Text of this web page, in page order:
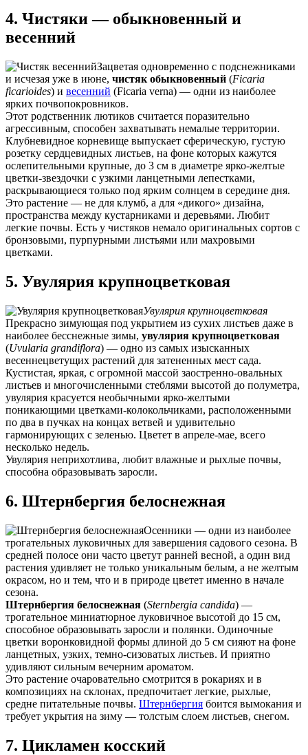
4. Чистяки — обыкновенный и
весенний
Зацветая одновременно с подснежниками
и исчезая уже в июне, чистяк обыкновенный (Ficaria
ficarioides) и весенний (Ficaria verna) — одни из наиболее
ярких почвопокровников.
Этот родственник лютиков считается поразительно
агрессивным, способен захватывать немалые территории.
Клубневидное корневище выпускает сферическую, густую
розетку сердцевидных листьев, на фоне которых кажутся
ослепительными крупные, до 3 см в диаметре ярко-желтые
цветки-звездочки с узкими ланцетными лепестками,
раскрывающиеся только под ярким солнцем в середине дня.
Это растение — не для клумб, а для «дикого» дизайна,
пространства между кустарниками и деревьями. Любит
легкие почвы. Есть у чистяков немало оригинальных сортов с
бронзовыми, пурпурными листьями или махровыми
цветками.
5. Увулярия крупноцветковая
Увулярия крупноцветковая
Прекрасно зимующая под укрытием из сухих листьев даже в
наиболее бесснежные зимы, увулярия крупноцветковая
(Uvularia grandiflora) — одно из самых изысканных
весеннецветущих растений для затененных мест сада.
Кустистая, яркая, с огромной массой заостренно-овальных
листьев и многочисленными стеблями высотой до полуметра,
увулярия красуется необычными ярко-желтыми
поникающими цветками-колокольчиками, расположенными
по два в пучках на концах ветвей и удивительно
гармонирующих с зеленью. Цветет в апреле-мае, всего
несколько недель.
Увулярия неприхотлива, любит влажные и рыхлые почвы,
способна образовывать заросли.
6. Штернбергия белоснежная
Осенники — одни из наиболее
трогательных луковичных для завершения садового сезона. В
средней полосе они часто цветут ранней весной, а один вид
растения удивляет не только уникальным белым, а не желтым
окрасом, но и тем, что и в природе цветет именно в начале
сезона.
Штернбергия белоснежная (Sternbergia candida) —
трогательное миниатюрное луковичное высотой до 15 см,
способное образовывать заросли и полянки. Одиночные
цветки воронковидной формы длиной до 5 см сияют на фоне
ланцетных, узких, темно-сизоватых листьев. И приятно
удивляют сильным вечерним ароматом.
Это растение очаровательно смотрится в рокариях и в
композициях на склонах, предпочитает легкие, рыхлые,
средне питательные почвы. Штернбергия боится вымокания и
требует укрытия на зиму — толстым слоем листьев, снегом.
7. Цикламен косский